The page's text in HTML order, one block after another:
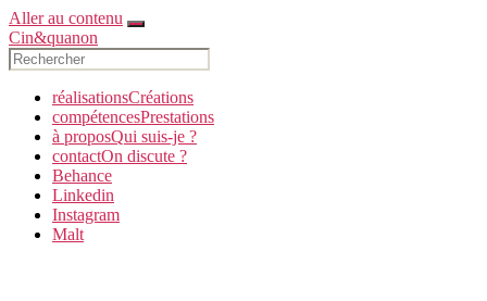
Aller au contenu
Cin&quanon
réalisationsCréations
compétencesPrestations
à proposQui suis-je ?
contactOn discute ?
Behance
Linkedin
Instagram
Malt